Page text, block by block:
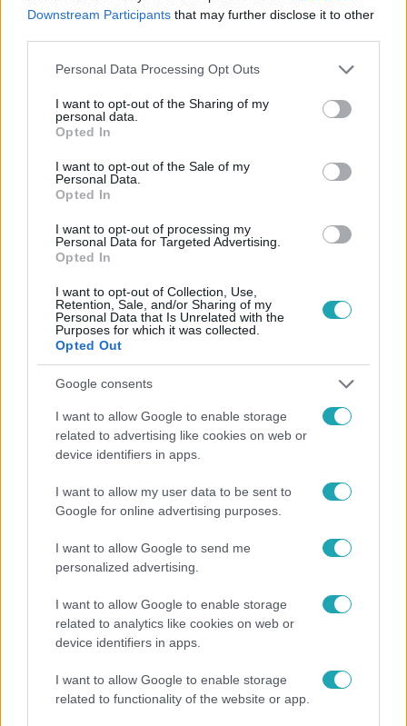
Downstream Participants that may further disclose it to other
Please note that this website/app uses one or more Google
not limited to your visit or usage behaviour. You may click to
grant or deny consent to Google and its third-party tags to
use your data for below specified purposes in below Google
consent section.
Personal Data Processing Opt Outs
I want to opt-out of the Sharing of my
personal data.
Opted In
I want to opt-out of the Sale of my
Personal Data.
Opted In
I want to opt-out of processing my
Personal Data for Targeted Advertising.
Opted In
I want to opt-out of Collection, Use,
Retention, Sale, and/or Sharing of my
Personal Data that Is Unrelated with the
Purposes for which it was collected.
Opted Out
Google consents
I want to allow Google to enable storage
related to advertising like cookies on web or
device identifiers in apps.
I want to allow my user data to be sent to
Google for online advertising purposes.
I want to allow Google to send me
personalized advertising.
I want to allow Google to enable storage
related to analytics like cookies on web or
device identifiers in apps.
I want to allow Google to enable storage
related to functionality of the website or app.
FÓKUSZ #ADÁSRÉSZLETEK #GERENDÁS PÉTER
CSODAGYEREK
Népszerű
Életmód
módszert, amivel klíma nélkül is lehűtheted